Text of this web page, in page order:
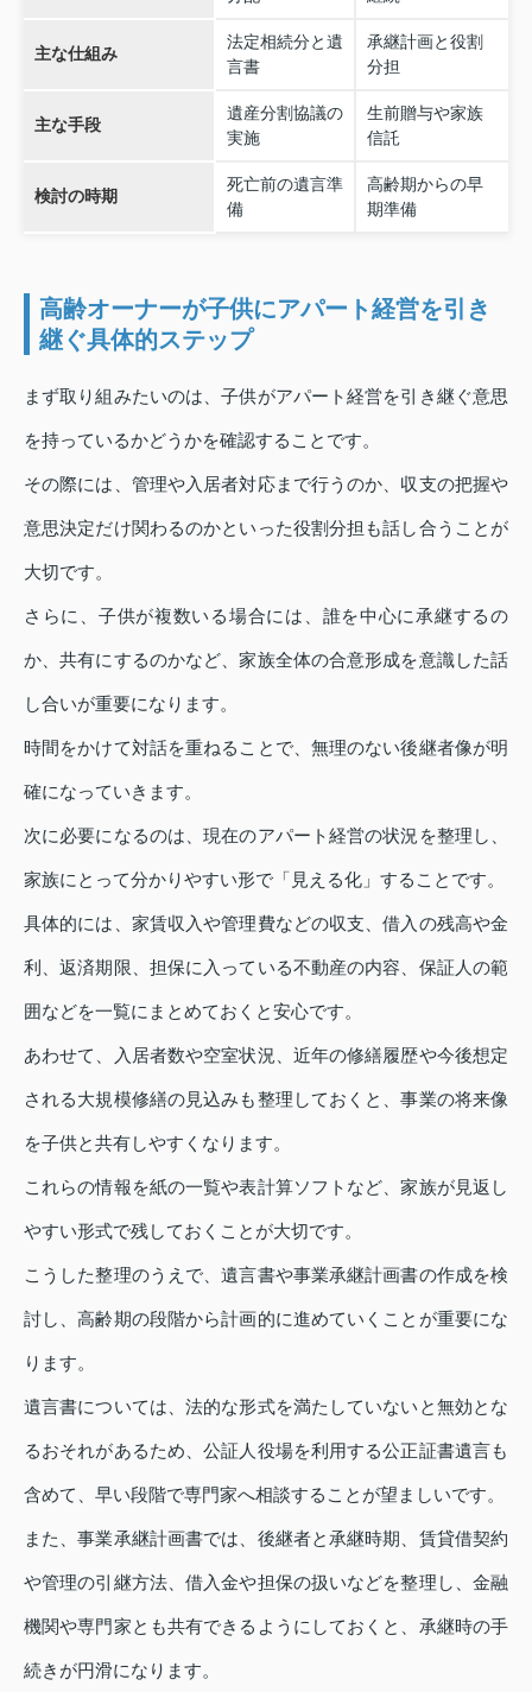
主な仕組み
法定相続分と遺
言書
承継計画と役割
分担
主な手段
遺産分割協議の
実施
生前贈与や家族
信託
検討の時期
死亡前の遺言準
備
高齢期からの早
期準備
高齢オーナーが子供にアパート経営を引き
継ぐ具体的ステップ
まず取り組みたいのは、子供がアパート経営を引き継ぐ意思
を持っているかどうかを確認することです。
その際には、管理や入居者対応まで行うのか、収支の把握や
意思決定だけ関わるのかといった役割分担も話し合うことが
大切です。
さらに、子供が複数いる場合には、誰を中心に承継するの
か、共有にするのかなど、家族全体の合意形成を意識した話
し合いが重要になります。
時間をかけて対話を重ねることで、無理のない後継者像が明
確になっていきます。
次に必要になるのは、現在のアパート経営の状況を整理し、
家族にとって分かりやすい形で「見える化」することです。
具体的には、家賃収入や管理費などの収支、借入の残高や金
利、返済期限、担保に入っている不動産の内容、保証人の範
囲などを一覧にまとめておくと安心です。
あわせて、入居者数や空室状況、近年の修繕履歴や今後想定
される大規模修繕の見込みも整理しておくと、事業の将来像
を子供と共有しやすくなります。
これらの情報を紙の一覧や表計算ソフトなど、家族が見返し
やすい形式で残しておくことが大切です。
こうした整理のうえで、遺言書や事業承継計画書の作成を検
討し、高齢期の段階から計画的に進めていくことが重要にな
ります。
遺言書については、法的な形式を満たしていないと無効とな
るおそれがあるため、公証人役場を利用する公正証書遺言も
含めて、早い段階で専門家へ相談することが望ましいです。
また、事業承継計画書では、後継者と承継時期、賃貸借契約
や管理の引継方法、借入金や担保の扱いなどを整理し、金融
機関や専門家とも共有できるようにしておくと、承継時の手
続きが円滑になります。